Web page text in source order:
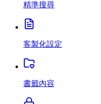
精準搜尋
客製化設定
書籤內容